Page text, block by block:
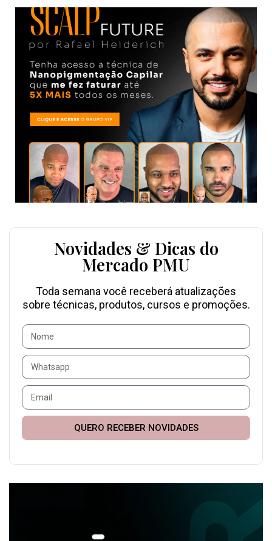
Novidades & Dicas do
Mercado PMU
Toda semana você receberá atualizações
sobre técnicas, produtos, cursos e promoções.
QUERO RECEBER NOVIDADES